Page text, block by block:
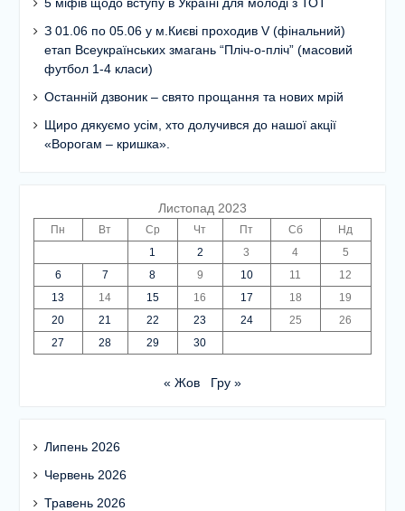
З 01.06 по 05.06 у м.Києві проходив V (фінальний)
етап Всеукраїнських змагань “Пліч-о-пліч” (масовий
футбол 1-4 класи)
Останній дзвоник – свято прощання та нових мрій
Щиро дякуємо усім, хто долучився до нашої акції
«Ворогам – кришка».
Листопад 2023
Пн Вт Ср Чт Пт Сб
Нд
1
2 3 4
5
6
7 8 9 10 11
12
13
14 15 16 17 18
19
20
21 22 23 24 25
26
27
28 29 30
« Жов Гру »
Липень 2026
Червень 2026
Травень 2026